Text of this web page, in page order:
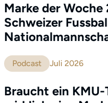
Marke der Woche
Schweizer
Podcast Juli 2026
Braucht ein